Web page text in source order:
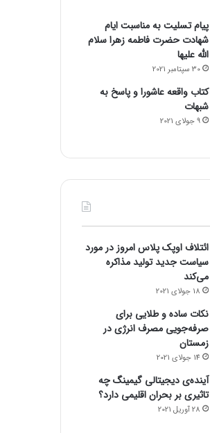
پیام تسلیت به مناسبت ایام
شهادت حضرت فاطمه زهرا سلام
الله علیها
30 سپتامبر 2021
کتاب واقعه عاشورا و پاسخ به
شبهات
9 جولای 2021
ائتلاف اوپک پلاس امروز در مورد
سیاست جدید تولید مذاکره
می‌کند
18 جولای 2021
نکات ساده و طلایی برای
صرفه‌جویی مصرف انرژی در
زمستان
14 جولای 2021
آینده‌ی دیجیتالی گیمینگ چه
تاثیری بر بحران اقلیمی دارد؟
28 آوریل 2021